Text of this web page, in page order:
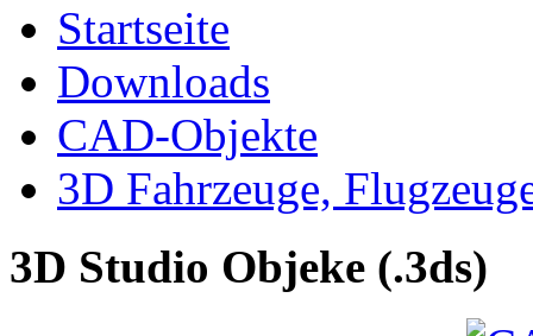
Startseite
Downloads
CAD-Objekte
3D Fahrzeuge,
3D Studio Objeke (.3ds)